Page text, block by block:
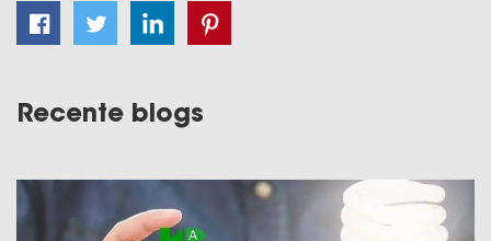
Recente blogs